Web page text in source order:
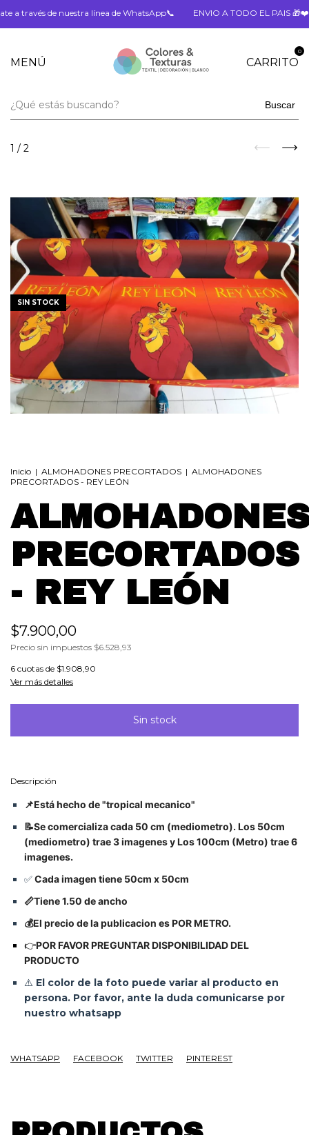
a través de nuestra línea de WhatsApp📞 ENVIO A TODO EL PAIS 🎁❤️
MENÚ CARRITO
0
Buscar
1 / 2
SIN STOCK
Inicio | ALMOHADONES PRECORTADOS | ALMOHADONES
PRECORTADOS - REY LEÓN
PRECORTADOS
- REY LEÓN
$7.900,00
Precio sin impuestos $6.528,93
6 cuotas de $1.908,90
Ver más detalles
Descripción
📌Está hecho de "tropical mecanico"
📝Se comercializa cada 50 cm (mediometro). Los 50cm
(mediometro) trae 3 imagenes y Los 100cm (Metro) trae 6
imagenes.
✅Cada imagen tiene 50cm x 50cm
📏Tiene 1.50 de ancho
💰El precio de la publicacion es POR METRO.
👉POR FAVOR PREGUNTAR DISPONIBILIDAD DEL
PRODUCTO
⚠️ El color de la foto puede variar al producto en
persona. Por favor, ante la duda comunicarse por
nuestro whatsapp
WHATSAPP FACEBOOK TWITTER PINTEREST